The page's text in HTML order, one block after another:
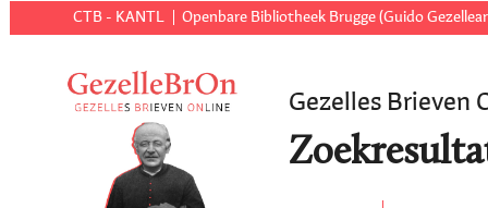
CTB - KANTL Openbare Bibliotheek Brugge (Guido
Gezelles Brieven